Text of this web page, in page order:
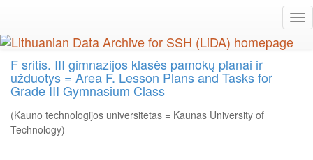
main
content
F sritis. III gimnazijos klasės pamokų planai ir
užduotys = Area F. Lesson Plans and Tasks for
Grade III Gymnasium Class
(Kauno technologijos universitetas = Kaunas University of
Technology)